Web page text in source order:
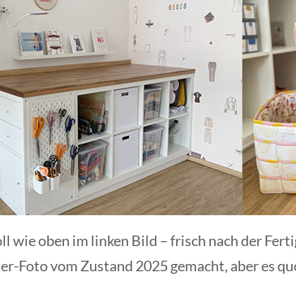
wie oben im linken Bild – frisch nach der
Foto vom Zustand 2025 gemacht, aber es